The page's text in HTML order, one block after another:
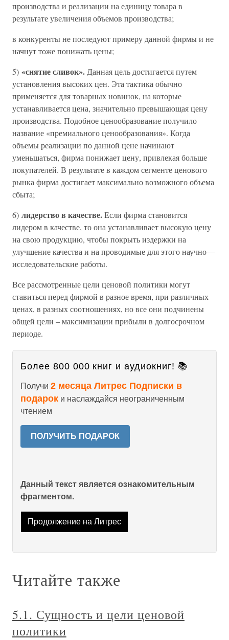
производства и реализации на единицу товара в
результате увеличения объемов производства;
в конкуренты не последуют примеру данной фирмы и не
начнут тоже понижать цены;
5) «снятие сливок». Данная цель достигается путем
установления высоких цен. Эта тактика обычно
применяется для товарных новинок, на которые
устанавливается цена, значительно превышающая цену
производства. Подобное ценообразование получило
название «премиального ценообразования». Когда
объемы реализации по данной цене начинают
уменьшаться, фирма понижает цену, привлекая больше
покупателей. В результате в каждом сегменте ценового
рынка фирма достигает максимально возможного объема
сбыта;
6) лидерство в качестве.Если фирма становится
лидером в качестве, то она устанавливает высокую цену
на свою продукцию, чтобы покрыть издержки на
улучшение качества и на проводимые для этого научно—
исследовательские работы.
Все рассмотренные цели ценовой политики могут
ставиться перед фирмой в разное время, при различных
ценах, в разных соотношениях, но все они подчинены
общей цели – максимизации прибыли в долгосрочном
периоде.
Более 800 000 книг и аудиокниг! 📚
Получи 2 месяца Литрес Подписки в
подарок и наслаждайся неограниченным
чтением
ПОЛУЧИТЬ ПОДАРОК
Данный текст является ознакомительным
фрагментом.
Продолжение на Литрес
Читайте также
5.1. Сущность и цели ценовой
политики